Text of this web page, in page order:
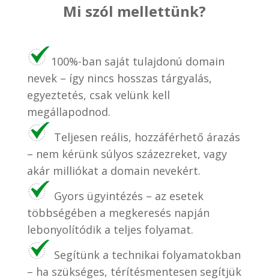
Mi szól mellettünk?
100%-ban saját tulajdonú domain
nevek – így nincs hosszas tárgyalás,
egyeztetés, csak velünk kell
megállapodnod.
Teljesen reális, hozzáférhető árazás
– nem kérünk súlyos százezreket, vagy
akár milliókat a domain nevekért.
Gyors ügyintézés – az esetek
többségében a megkeresés napján
lebonyolítódik a teljes folyamat.
Segítünk a technikai folyamatokban
– ha szükséges, térítésmentesen segítjük